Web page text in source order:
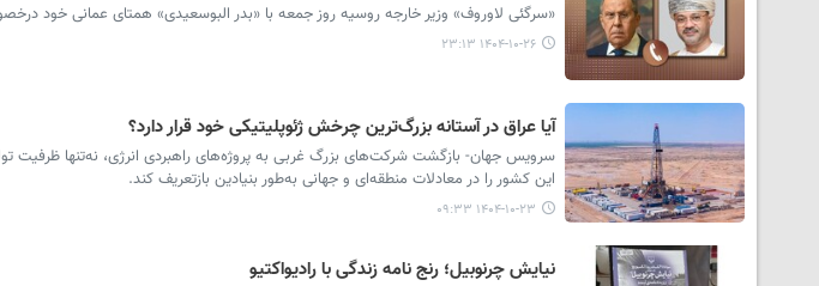
«سرگئی لاوروف» وزیر خارجه روسیه روز جمعه با «بدر البوسعیدی» همتای عمانی خود
۱۴۰۴-۱۰-۲۶ ۲۳:۱۳
آیا عراق در آستانه بزرگ‌ترین چرخش ژئوپلیتیکی خود قرار دارد؟
سرویس جهان- بازگشت شرکت‌های بزرگ غربی به پروژه‌های راهبردی انرژی، نه‌تنها ظرفیت
این کشور را در معادلات منطقه‌ای و جهانی به‌طور بنیادین بازتعریف کند.
۱۴۰۴-۱۰-۲۳ ۰۹:۳۳
نیایش چرنوبیل؛ رنج نامه زندگی با رادیواکتیو